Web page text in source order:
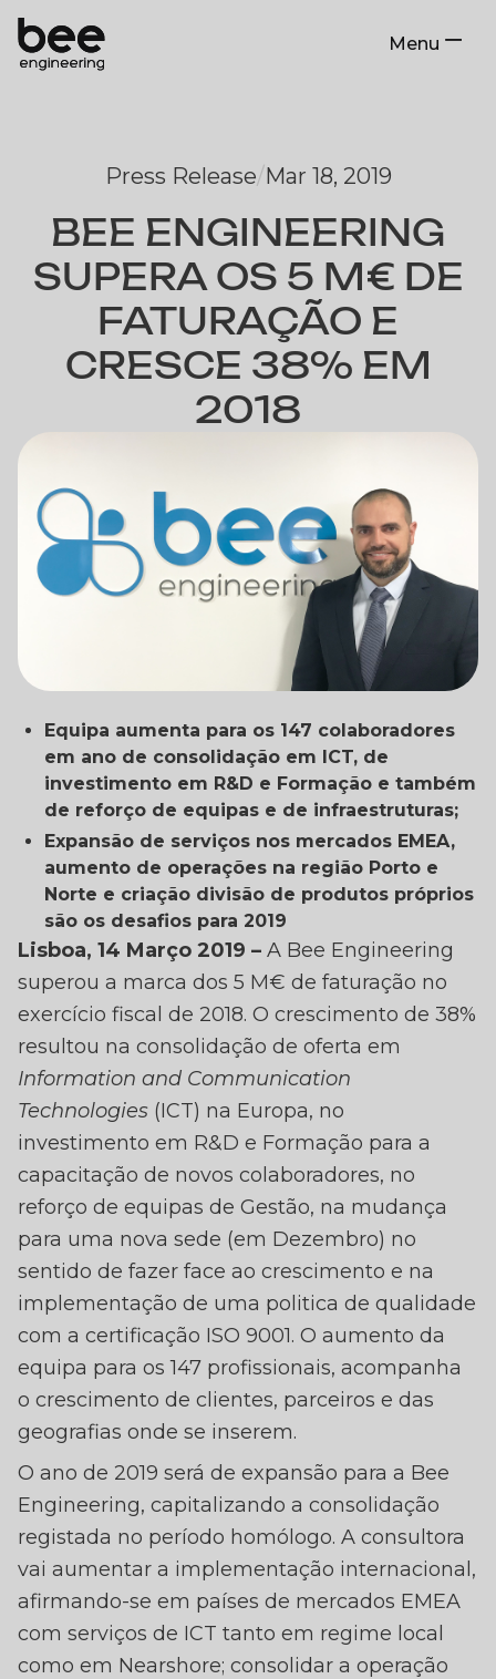
Menu
Press Release/Mar 18, 2019
BEE ENGINEERING
SUPERA OS 5 M€ DE
FATURAÇÃO E
CRESCE 38% EM
2018
ENGINEERING
5 M€ DE
38% EM
Equipa aumenta para os 147 colaboradores
em ano de consolidação em ICT, de
investimento em R&D e Formação e também
de reforço de equipas e de infraestruturas;
Expansão de serviços nos mercados EMEA,
aumento de operações na região Porto e
Norte e criação divisão de produtos próprios
são os desafios para 2019
Lisboa, 14 Março 2019 – A Bee Engineering
superou a marca dos 5 M€ de faturação no
exercício fiscal de 2018. O crescimento de 38%
resultou na consolidação de oferta em
Information and Communication
Technologies (ICT) na Europa, no
investimento em R&D e Formação para a
capacitação de novos colaboradores, no
reforço de equipas de Gestão, na mudança
para uma nova sede (em Dezembro) no
sentido de fazer face ao crescimento e na
implementação de uma politica de qualidade
com a certificação ISO 9001. O aumento da
equipa para os 147 profissionais, acompanha
o crescimento de clientes, parceiros e das
geografias onde se inserem.
O ano de 2019 será de expansão para a Bee
Engineering, capitalizando a consolidação
registada no período homólogo. A consultora
vai aumentar a implementação internacional,
afirmando-se em países de mercados EMEA
com serviços de ICT tanto em regime local
como em Nearshore; consolidar a operação